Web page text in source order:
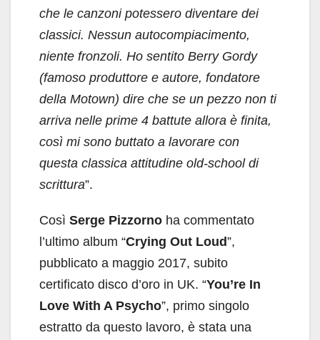
che le canzoni potessero diventare dei
classici. Nessun autocompiacimento,
niente fronzoli. Ho sentito Berry Gordy
(famoso produttore e autore, fondatore
della Motown) dire che se un pezzo non ti
arriva nelle prime 4 battute allora è finita,
così mi sono buttato a lavorare con
questa classica attitudine old-school di
scrittura”.
Così Serge Pizzorno ha commentato
l’ultimo album “Crying Out Loud”,
pubblicato a maggio 2017, subito
certificato disco d’oro in UK. “You’re In
Love With A Psycho”, primo singolo
estratto da questo lavoro, è stata una